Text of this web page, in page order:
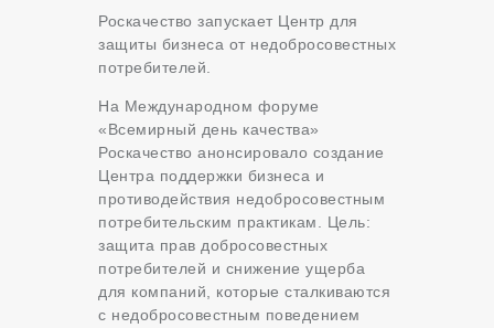
Роскачество запускает Центр для
защиты бизнеса от недобросовестных
потребителей.
На Международном форуме
«Всемирный день качества»
Роскачество анонсировало создание
Центра поддержки бизнеса и
противодействия недобросовестным
потребительским практикам. Цель:
защита прав добросовестных
потребителей и снижение ущерба
для компаний, которые сталкиваются
с недобросовестным поведением